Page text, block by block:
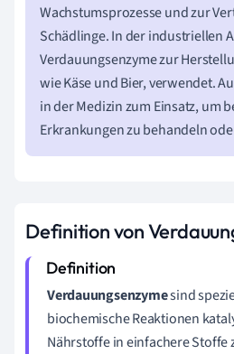
Wachstumsprozesse und zur
Schädlinge. In der industriellen
Verdauungsenzyme zur
wie Käse und Bier, verwendet.
in der Medizin zum Einsatz, um
Erkrankungen zu behandeln
Definition von
Verdauungsenzymesind
biochemische Reaktionen
Nährstoffe in einfachere Stoffe